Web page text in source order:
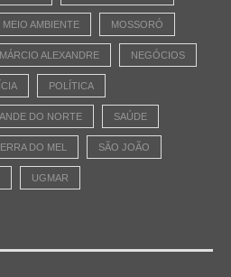
MEIO AMBIENTE MOSSORÓ
MÁRCIO ALEXANDRE NEGÓCIOS
POLÍTICA
DO NORTE SAÚDE
DO MEL SÃO JOÃO
UGMAR